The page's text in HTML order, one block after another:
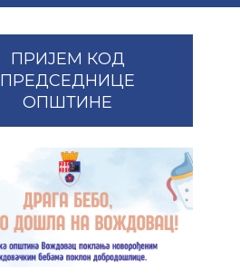
ПРИЈЕМ КОД
ПРЕДСЕДНИЦЕ
ОПШТИНЕ